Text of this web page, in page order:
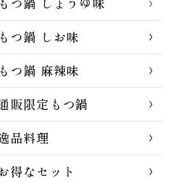
もつ鍋 しお味
もつ鍋 麻辣味
販限定もつ鍋
品料理
得なセット